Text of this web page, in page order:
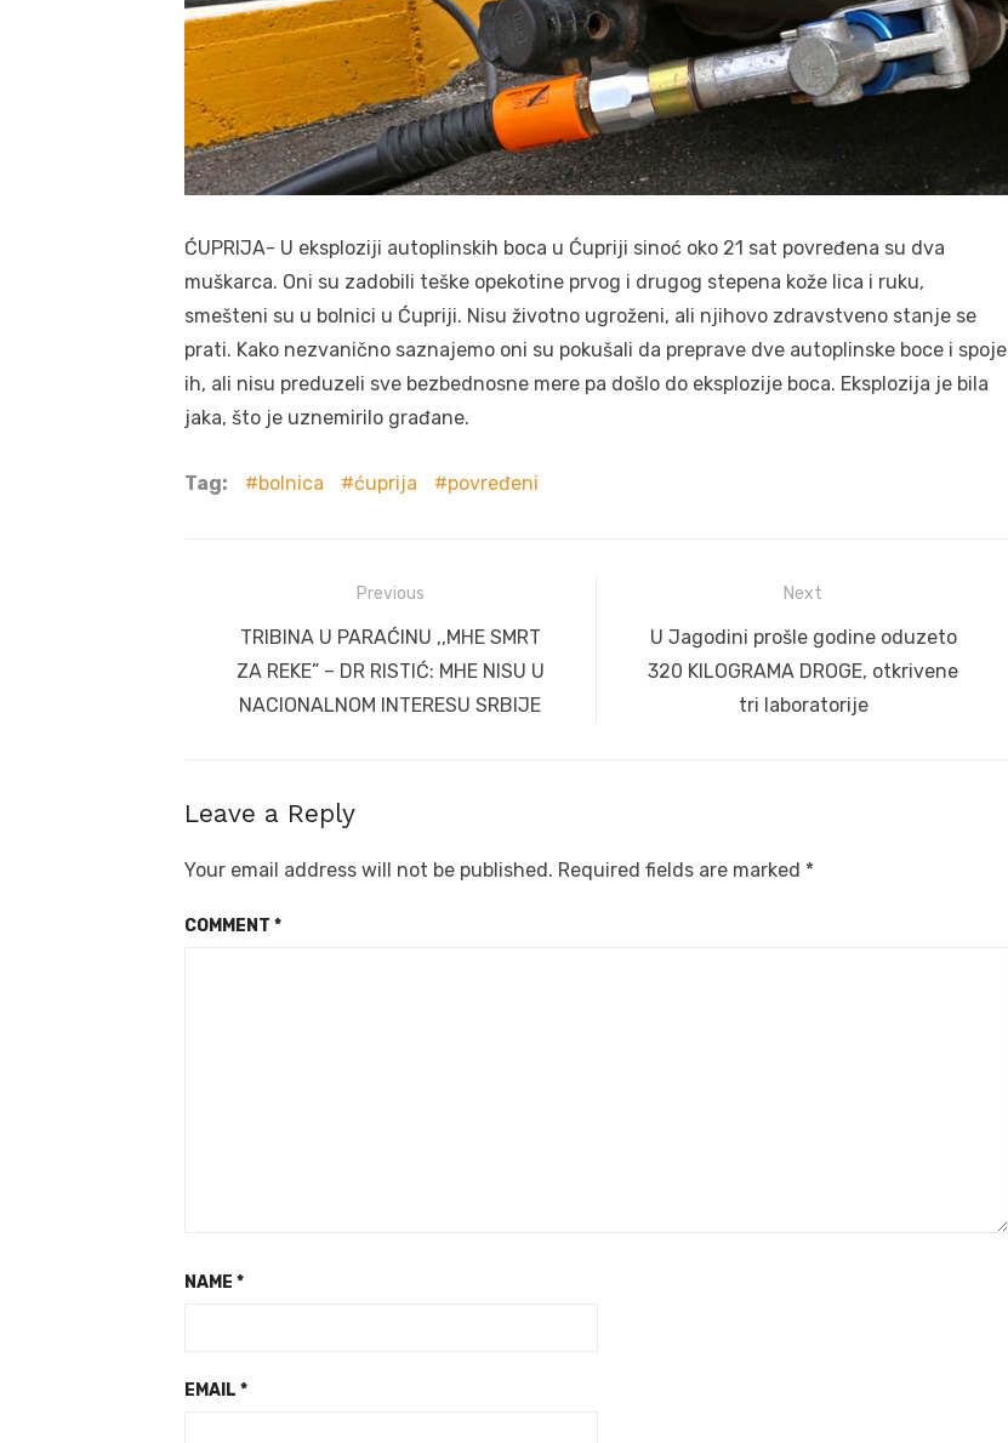
ĆUPRIJA- U eksploziji autoplinskih boca u Ćupriji sinoć oko 21 sat povređena su dva
muškarca. Oni su zadobili teške opekotine prvog i drugog stepena kože lica i ruku,
smešteni su u bolnici u Ćupriji. Nisu životno ugroženi, ali njihovo zdravstveno stanje se
prati. Kako nezvanično saznajemo oni su pokušali da preprave dve autoplinske boce i spoje
ih, ali nisu preduzeli sve bezbednosne mere pa došlo do eksplozije boca. Eksplozija je bila
jaka, što je uznemirilo građane.
Tag: bolnica ćuprija povređeni
navigation
Previous
Previous
post:
TRIBINA U PARAĆINU ,,MHE SMRT
ZA REKE” – DR RISTIĆ: MHE NISU U
NACIONALNOM INTERESU SRBIJE
Next
Next
post:
U Jagodini prošle godine oduzeto
320 KILOGRAMA DROGE, otkrivene
tri laboratorije
Leave a Reply
Your email address will not be published. Required fields are marked *
COMMENT *
NAME *
EMAIL *